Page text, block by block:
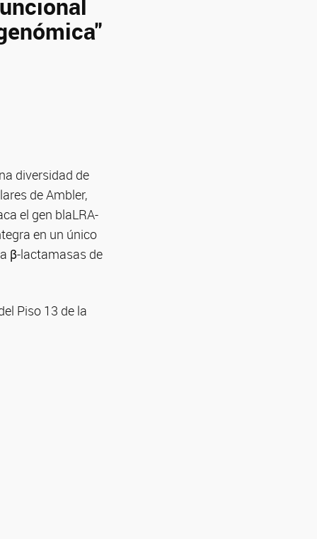
diversidad de
de Ambler,
el gen blaLRA-
en un único
β-lactamasas de
Piso 13 de la